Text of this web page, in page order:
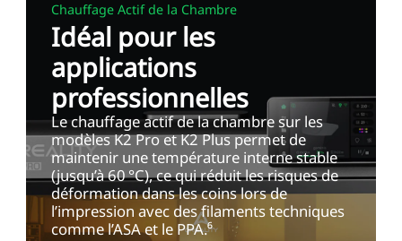
Chauffage Actif de la Chambre
Idéal pour les
applications
professionnelles
Le chauffage actif de la chambre sur les
modèles K2 Pro et K2 Plus permet de
maintenir une température interne stable
(jusqu’à 60 °C), ce qui réduit les risques de
déformation dans les coins lors de
l’impression avec des filaments techniques
comme l’ASA et le PPA.⁶